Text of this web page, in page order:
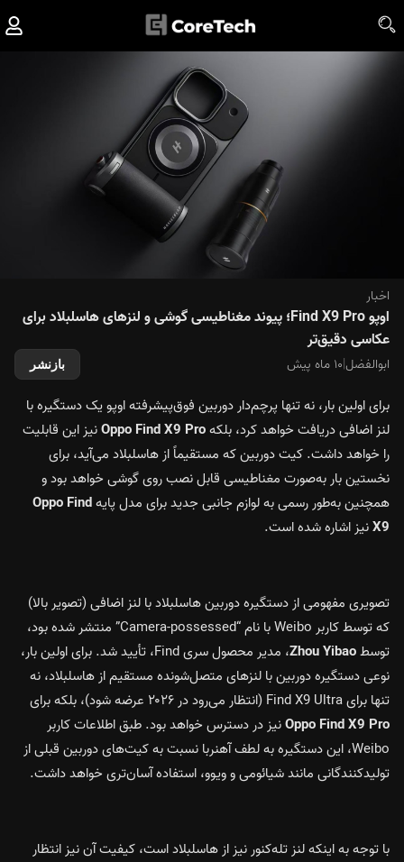
اخبار
اوپو Find X9 Pro؛ پیوند مغناطیسی گوشی و لنزهای هاسلبلاد برای
عکاسی دقیق‌تر
ابوالفضل|۱۰ ماه پیش بازنشر
برای اولین بار، نه تنها پرچم‌دار دوربین فوق‌پیشرفته اوپو یک دستگیره با
لنز اضافی دریافت خواهد کرد، بلکهOppo Find X9 Proنیز این قابلیت
را خواهد داشت. کیت دوربین که مستقیماً از هاسلبلاد می‌آید، برای
نخستین بار به‌صورت مغناطیسی قابل نصب روی گوشی خواهد بود و
همچنین به‌طور رسمی به لوازم جانبی جدید برای مدل پایهOppo Find
X9نیز اشاره شده است.
تصویری مفهومی از دستگیره دوربین هاسلبلاد با لنز اضافی (تصویر بالا)
که توسط کاربر Weibo با نام “Camera-possessed” منتشر شده بود،
توسطZhou Yibao
، مدیر محصول سری Find، تأیید شد. برای اولین بار،
نوعی دستگیره دوربین با لنزهای متصل‌شونده مستقیم از هاسلبلاد، نه
تنها برای Find X9 Ultra (انتظار می‌رود در ۲۰۲۶ عرضه شود)، بلکه برای
Oppo Find X9 Proنیز در دسترس خواهد بود. طبق اطلاعات کاربر
Weibo، این دستگیره به لطف آهنربا نسبت به کیت‌های دوربین قبلی از
تولیدکنندگانی مانند شیائومی و ویوو، استفاده آسان‌تری خواهد داشت.
با توجه به اینکه لنز تله‌کنور نیز از هاسلبلاد است، کیفیت آن نیز انتظار